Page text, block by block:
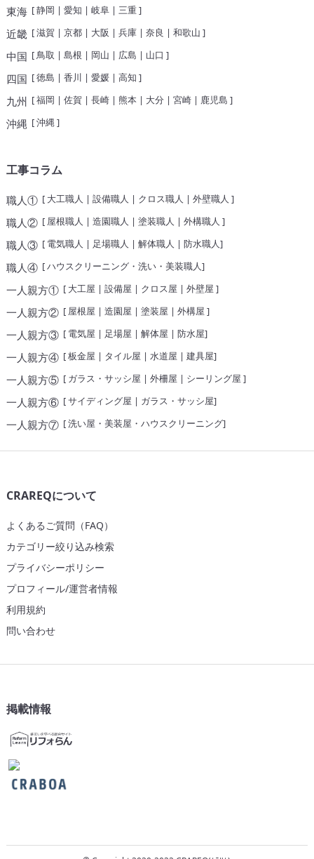
東海[静岡 | 愛知 | 岐阜| 三重]
近畿[滋賀 | 京都| 大阪 | 兵庫| 奈良 | 和歌山 ]
中国 [鳥取 | 島根 | 岡山 | 広島 | 山口 ]
四国 [徳島 | 香川 | 愛媛| 高知 ]
九州 [福岡 | 佐賀 | 長崎| 熊本| 大分 | 宮崎| 鹿児島 ]
沖縄 [沖縄]
工事コラム
職人①[ 大工職人 | 設備職人 | クロス職人 | 外壁職人 ]
職人②[ 屋根職人 | 造園職人 | 塗装職人 | 外構職人 ]
職人③[ 電気職人 | 足場職人 | 解体職人 | 防水職人]
職人④[ハウスクリーニング・洗い・美装職人]
一人親方①[ 大工屋 | 設備屋 | クロス屋 | 外壁屋 ]
一人親方②[ 屋根屋 | 造園屋 | 塗装屋 | 外構屋 ]
一人親方③[ 電気屋 | 足場屋 | 解体屋 | 防水屋]
一人親方④[板金屋 | タイル屋 | 水道屋 | 建具屋]
一人親方⑤[ ガラス・サッシ屋 | 外柵屋 | シーリング屋 ]
一人親方⑥[サイディング屋 | ガラス・サッシ屋]
一人親方⑦[洗い屋・美装屋・ハウスクリーニング]
CRAREQについて
よくあるご質問（FAQ）
カテゴリー絞り込み検索
プライバシーポリシー
プロフィール/運営者情報
利用規約
問い合わせ
掲載情報